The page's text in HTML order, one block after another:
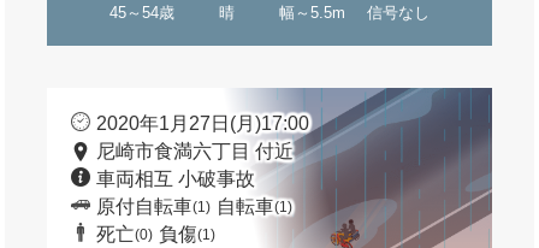
45～54歳 晴 幅～5.5m 信号なし
2020年1月27日(月)17:00
尼崎市食満六丁目 付近
車両相互 小破事故
原付自転車(1) 自転車(1)
死亡(0) 負傷(1)